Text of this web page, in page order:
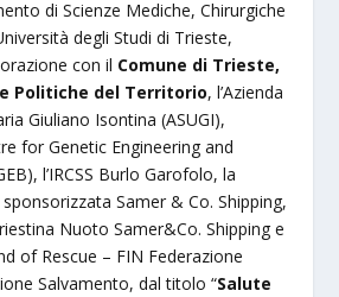
di Scienze Mediche, Chirurgiche
degli Studi di Trieste,
con il Comune di Trieste,
Politiche del Territorio, l’Azienda
Giuliano Isontina (ASUGI),
for Genetic Engineering and
l’IRCSS Burlo Garofolo, la
Samer & Co. Shipping,
Nuoto Samer&Co. Shipping e
of Rescue – FIN Federazione
Salvamento, dal titolo “Salute